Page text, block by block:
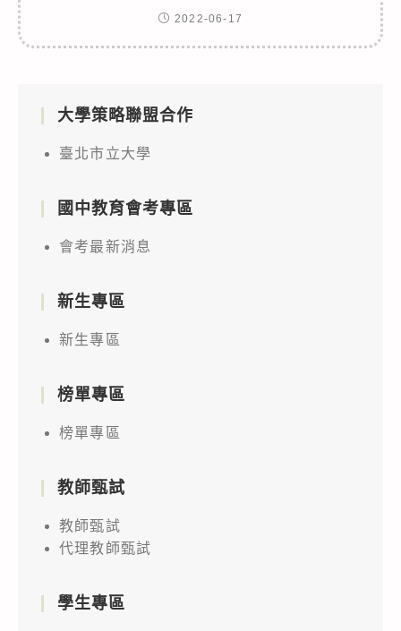
2022-06-17
大學策略聯盟合作
臺北市立大學
國中教育會考專區
會考最新消息
新生專區
新生專區
榜單專區
榜單專區
教師甄試
教師甄試
代理教師甄試
學生專區